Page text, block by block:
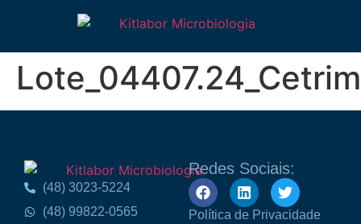
(48) 3023-5224
(48) 99822-0565
Redes Sociais:
Política de Privacidade